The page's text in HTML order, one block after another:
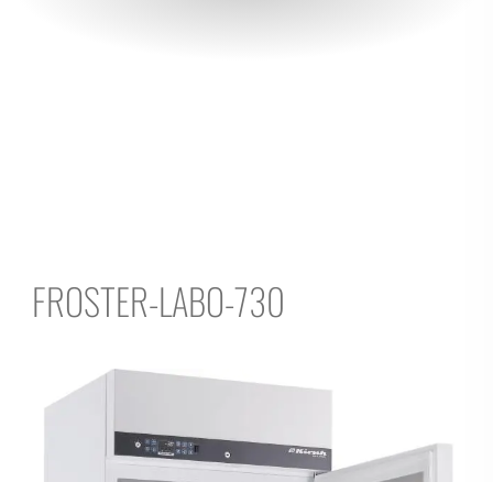
FROSTER-LABO-730